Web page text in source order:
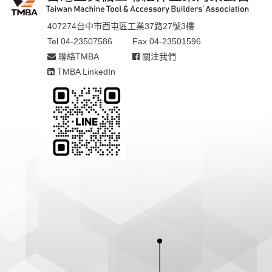
407274台中市西屯區工業37路27號3樓
Tel 04-23507586
Fax 04-23501596
聯絡TMBA
關注我們
TMBA LinkedIn